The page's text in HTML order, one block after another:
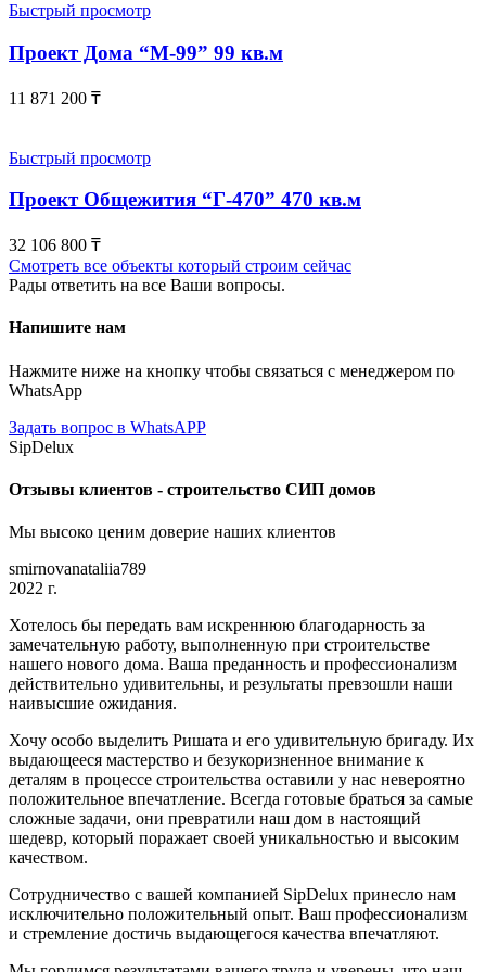
Быстрый просмотр
Проект Дома “М-99” 99 кв.м
11 871 200 ₸
Быстрый просмотр
Проект Общежития “Г-470” 470 кв.м
32 106 800 ₸
Смотреть все объекты который строим сейчас
Рады ответить на все Ваши вопросы.
Напишите нам
Нажмите ниже на кнопку чтобы связаться с менеджером по
WhatsApp
Задать вопрос в WhatsAPP
SipDelux
Отзывы клиентов - строительство СИП домов
Мы высоко ценим доверие наших клиентов
smirnovanataliia789
2022 г.
Хотелось бы передать вам искреннюю благодарность за
замечательную работу, выполненную при строительстве
нашего нового дома. Ваша преданность и профессионализм
действительно удивительны, и результаты превзошли наши
наивысшие ожидания.
Хочу особо выделить Ришата и его удивительную бригаду. Их
выдающееся мастерство и безукоризненное внимание к
деталям в процессе строительства оставили у нас невероятно
положительное впечатление. Всегда готовые браться за самые
сложные задачи, они превратили наш дом в настоящий
шедевр, который поражает своей уникальностью и высоким
качеством.
Сотрудничество с вашей компанией SipDelux принесло нам
исключительно положительный опыт. Ваш профессионализм
и стремление достичь выдающегося качества впечатляют.